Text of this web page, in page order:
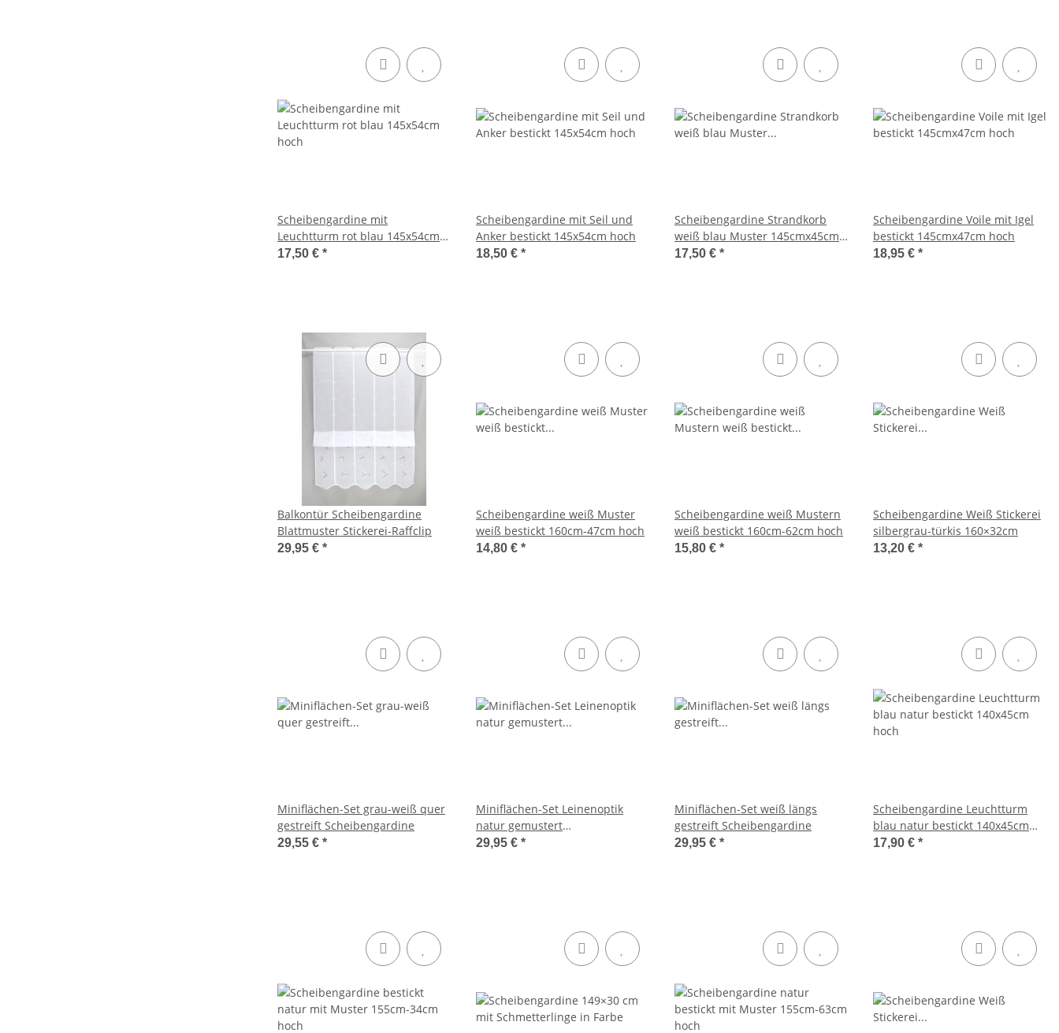
Scheibengardine mit
Leuchtturm rot blau 145x54cm
hoch
17,50 € *
Scheibengardine mit Seil und
Anker bestickt 145x54cm hoch
18,50 € *
Scheibengardine Strandkorb
weiß blau Muster 145cmx45cm
hoch
17,50 € *
Scheibengardine Voile mit Igel
bestickt 145cmx47cm hoch
18,95 € *
Balkontür Scheibengardine
Blattmuster Stickerei-Raffclip
29,95 € *
Scheibengardine weiß Muster
weiß bestickt 160cm-47cm hoch
14,80 € *
Scheibengardine weiß Mustern
weiß bestickt 160cm-62cm hoch
15,80 € *
Scheibengardine Weiß Stickerei
silbergrau-türkis 160×32cm
13,20 € *
Miniflächen-Set grau-weiß quer
gestreift Scheibengardine
29,55 € *
Miniflächen-Set Leinenoptik
natur gemustert
Scheibengardine
29,95 € *
Miniflächen-Set weiß längs
gestreift Scheibengardine
29,95 € *
Scheibengardine Leuchtturm
blau natur bestickt 140x45cm
hoch
17,90 € *